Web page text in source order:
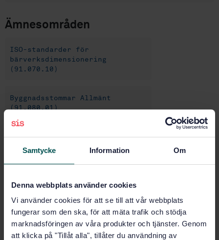
Samtycke Information Om
Denna webbplats använder cookies
Vi använder cookies för att se till att vår webbplats
fungerar som den ska, för att mäta trafik och stödja
marknadsföringen av våra produkter och tjänster. Genom
att klicka på "Tillåt alla", tillåter du användning av
Ämnesområden
ISO-standarder för
bärverksdimensionering
(91.070.10)
Byggnadsstommar Allmänt
(91.080.01)
Skak- och vibrationsskydd
(91.120.25)
Köp denna standard
SVENSK STANDARD· SS-ISO 10137:2008
Grundläggande dimensioneringsregler för bärverk -